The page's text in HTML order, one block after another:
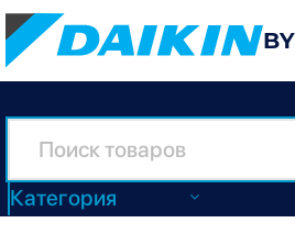
Категория